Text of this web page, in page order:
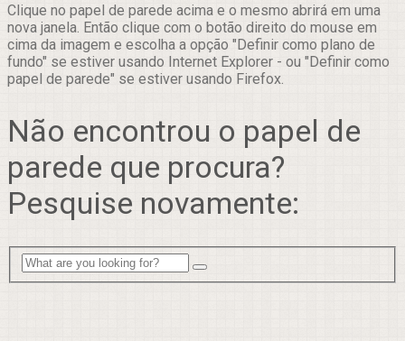
Clique no papel de parede acima e o mesmo abrirá em uma
nova janela. Então clique com o botão direito do mouse em
cima da imagem e escolha a opção "Definir como plano de
fundo" se estiver usando Internet Explorer - ou "Definir como
papel de parede" se estiver usando Firefox.
Não encontrou o papel de
parede que procura?
Pesquise novamente: